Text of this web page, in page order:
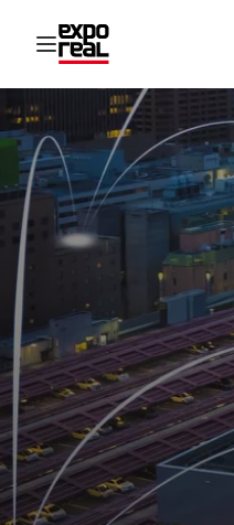
Navigation öffnen